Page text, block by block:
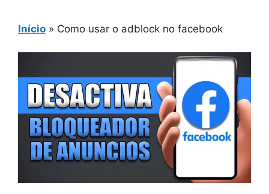
Início » Como usar o adblock no facebook